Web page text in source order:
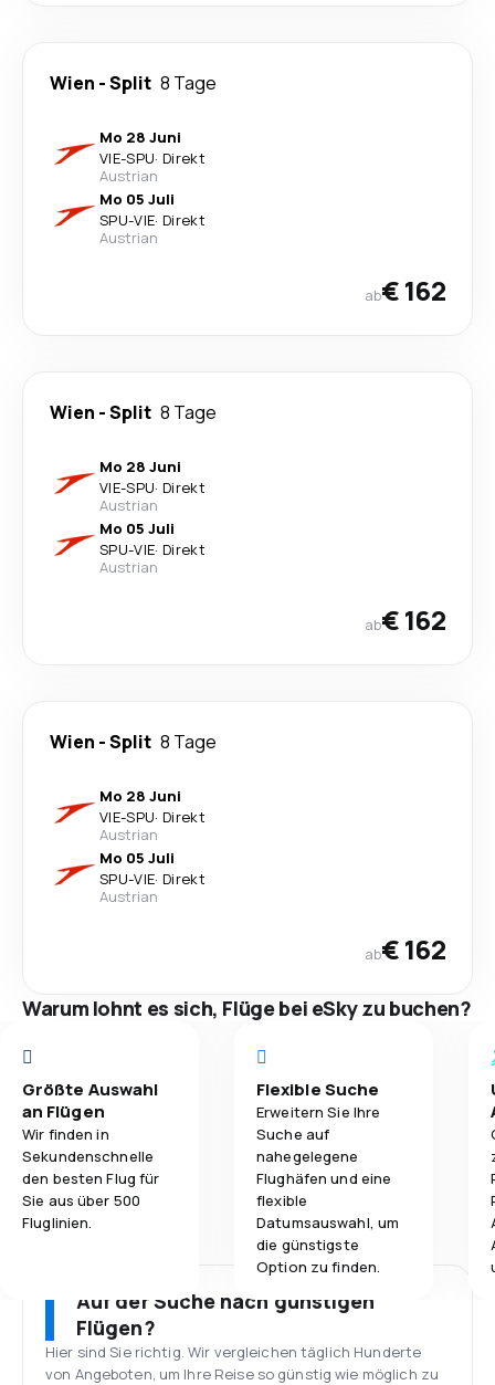
Wien -Split 8 Tage
Mo 28 Juni
VIE-SPU· Direkt
Austrian
Mo 05 Juli
SPU-VIE· Direkt
Austrian
ab€ 162
Wien -Split 8 Tage
Mo 28 Juni
VIE-SPU· Direkt
Austrian
Mo 05 Juli
SPU-VIE· Direkt
Austrian
ab€ 162
Wien -Split 8 Tage
Mo 28 Juni
VIE-SPU· Direkt
Austrian
Mo 05 Juli
SPU-VIE· Direkt
Austrian
ab€ 162
Warum lohnt es sich, Flüge bei eSky zu buchen?
Größte Auswahl
an Flügen
Wir finden in
Sekundenschnelle
den besten Flug für
Sie aus über 500
Fluglinien.
Flexible Suche
Erweitern Sie Ihre
Suche auf
nahegelegene
Flughäfen und eine
flexible
Datumsauswahl, um
die günstigste
Option zu finden.
Auf der Suche nach günstigen
Flügen?
Hier sind Sie richtig. Wir vergleichen täglich Hunderte
von Angeboten, um Ihre Reise so günstig wie möglich zu